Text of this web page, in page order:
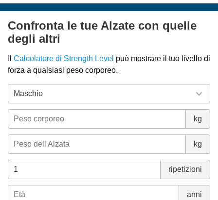
Confronta le tue Alzate con quelle
degli altri
Calcolatore di Strength Level può mostrare il tuo livello di
forza a qualsiasi peso corporeo.
kg
kg
ripetizioni
anni